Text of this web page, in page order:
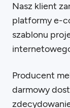
Nasz klient
platformy e-
szablonu
Producent
darmowy